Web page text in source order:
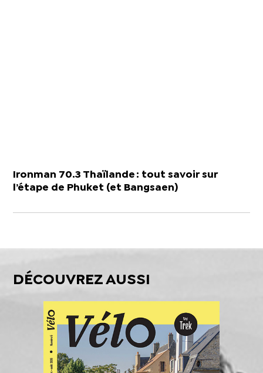
Ironman 70.3 Thaïlande : tout savoir sur
l’étape de Phuket (et Bangsaen)
DÉCOUVREZ AUSSI